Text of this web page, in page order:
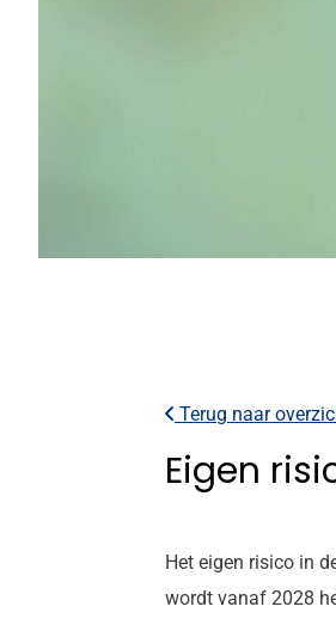
Terug naar
Eigen
Het eigen risico in
wordt vanaf 2028